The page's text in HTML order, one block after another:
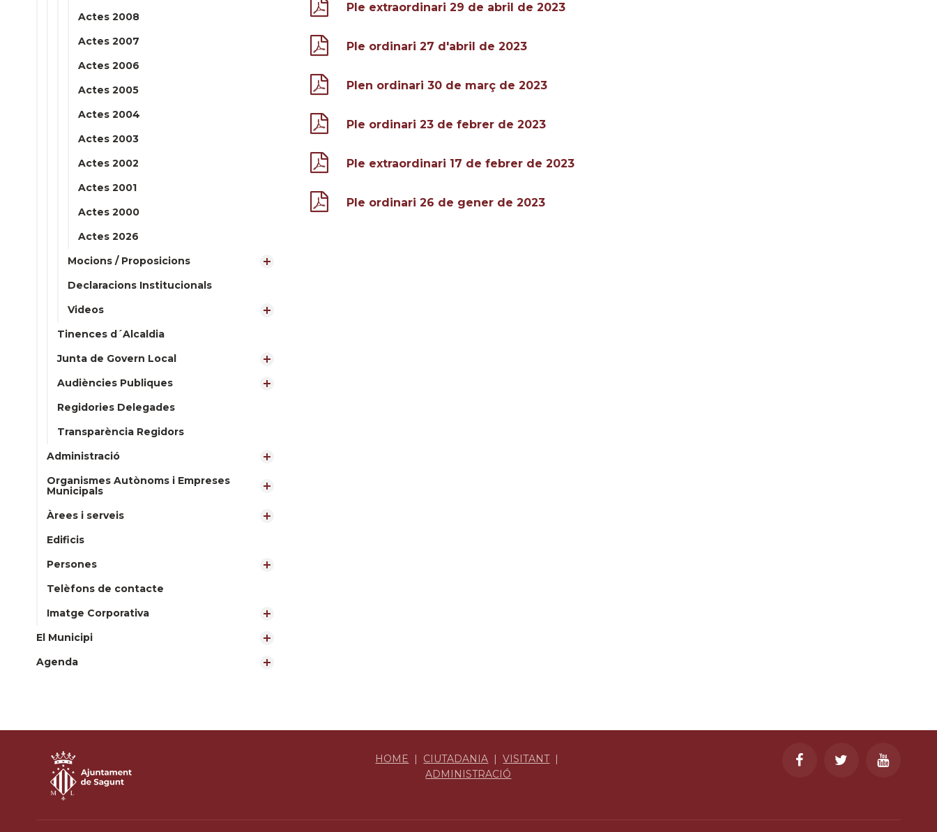
Actes 2008
Actes 2007
Actes 2006
Actes 2005
Actes 2004
Actes 2003
Actes 2002
Actes 2001
Actes 2000
Actes 2026
Mocions / Proposicions
Declaracions Institucionals
Videos
Tinences d´Alcaldia
Junta de Govern Local
Audiències Publiques
Regidories Delegades
Transparència Regidors
Administració
Organismes Autònoms i Empreses
Municipals
Àrees i serveis
Edificis
Persones
Telèfons de contacte
Imatge Corporativa
El Municipi
Agenda
Ple extraordinari 29 de abril de 2023
Ple ordinari 27 d'abril de 2023
Plen ordinari 30 de març de 2023
Ple ordinari 23 de febrer de 2023
Ple extraordinari 17 de febrer de 2023
Ple ordinari 26 de gener de 2023
HOME | CIUTADANIA |VISITANT|
ADMINISTRACIÓ